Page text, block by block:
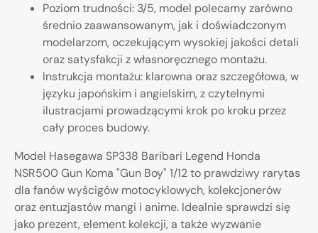
Poziom trudności: 3/5, model polecamy zarówno
średnio zaawansowanym, jak i doświadczonym
modelarzom, oczekującym wysokiej jakości detali
oraz satysfakcji z własnoręcznego montażu.
Instrukcja montażu: klarowna oraz szczegółowa, w
języku japońskim i angielskim, z czytelnymi
ilustracjami prowadzącymi krok po kroku przez
cały proces budowy.
Model Hasegawa SP338 Baribari Legend Honda
NSR500 Gun Koma "Gun Boy" 1/12 to prawdziwy rarytas
dla fanów wyścigów motocyklowych, kolekcjonerów
oraz entuzjastów mangi i anime. Idealnie sprawdzi się
jako prezent, element kolekcji, a także wyzwanie